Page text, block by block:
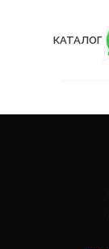
КАТАЛОГ